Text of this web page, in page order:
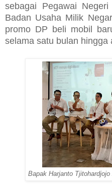
sebagai Pegawai
Badan Usaha Milik
promo DP beli mobil
selama satu bulan hingga
Bapak Harjanto